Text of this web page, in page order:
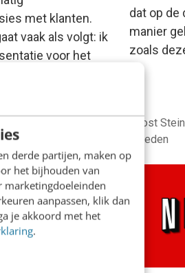
derde partijen, maken op
het bijhouden van
marketingdoeleinden
aanpassen, klik dan
je akkoord met het
.
met klanten.
vaak als volgt: ik
voor het
dat op de
manier
zoals
Joost
geleden